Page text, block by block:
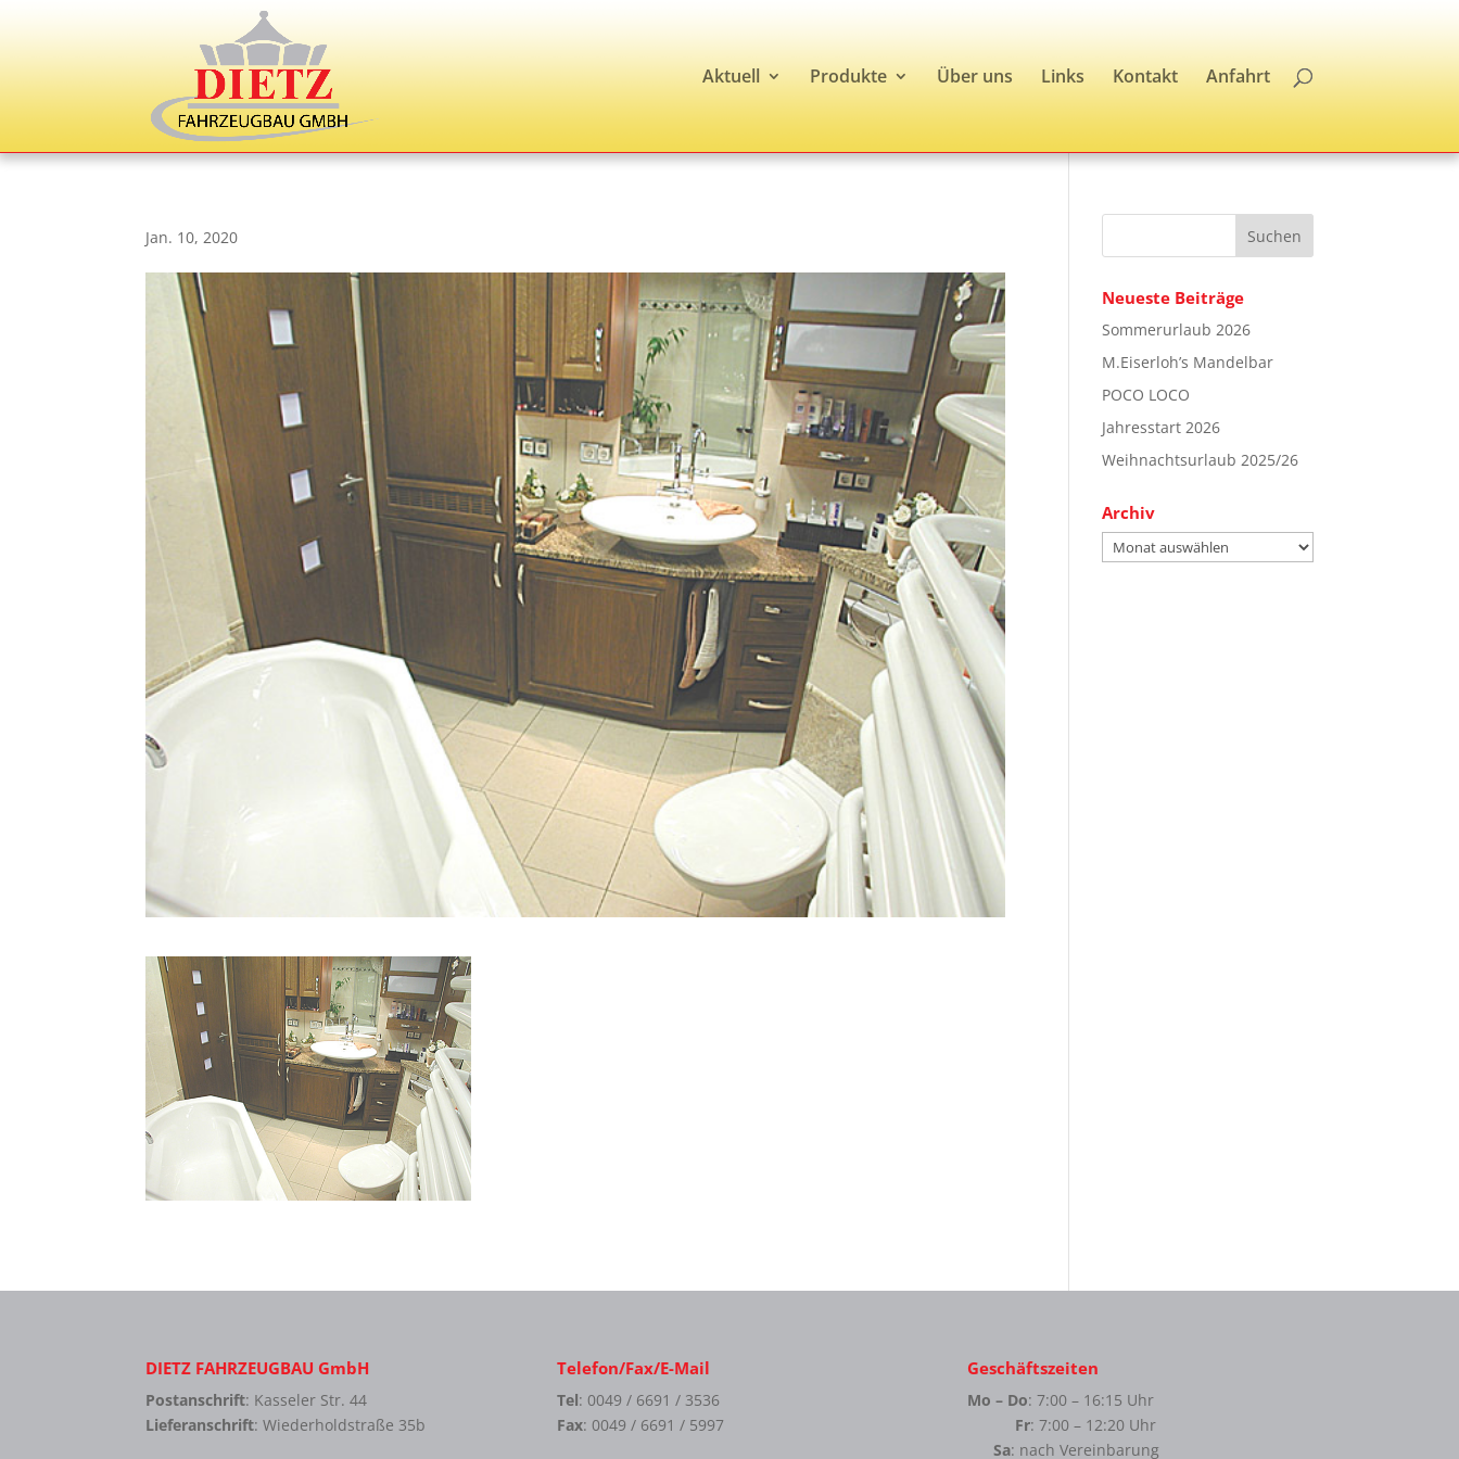
Aktuell Produkte Über uns Links Kontakt Anfahrt
Jan. 10, 2020
Neueste Beiträge
Sommerurlaub 2026
M.Eiserloh’s Mandelbar
POCO LOCO
Jahresstart 2026
Weihnachtsurlaub 2025/26
Archiv
Archiv
DIETZ FAHRZEUGBAU GmbH
Postanschrift: Kasseler Str. 44
Lieferanschrift: Wiederholdstraße 35b
Telefon/Fax/E-Mail
Tel: 0049 / 6691 / 3536
Fax: 0049 / 6691 / 5997
Geschäftszeiten
Mo – Do: 7:00 – 16:15 Uhr
Fr: 7:00 – 12:20 Uhr
Sa: nach Vereinbarung